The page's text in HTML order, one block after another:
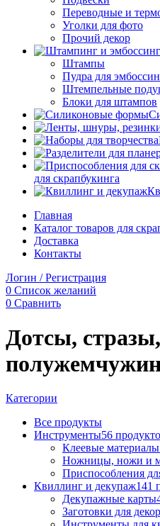
Переводные и
Уголки для фото
Прочий декор
Штампы
Пудра для
Штемпельные
Блоки для штампов
для скрапбукинга
Главная
Каталог товаров для
Доставка
Контакты
Логин / Регистрация
0 Список желаний
0 Сравнить
Дотсы, стразы,
Категории
Все продукты
Инструменты56
Клеевые материалы
Ножницы, ножи и
Приспособления
Квиллинг и декупаж141
Декупажные карты
Заготовки для